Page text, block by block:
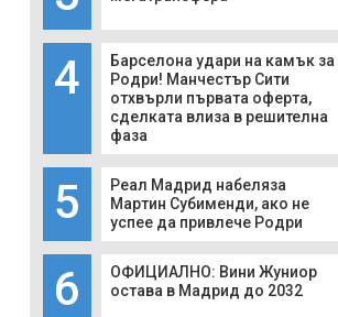
4
Барселона удари на камък за
Родри! Манчестър Сити
отхвърли първата оферта,
сделката влиза в решителна
фаза
5
Реал Мадрид набеляза
Мартин Субименди, ако не
успее да привлече Родри
6
ОФИЦИАЛНО: Вини Жуниор
остава в Мадрид до 2032